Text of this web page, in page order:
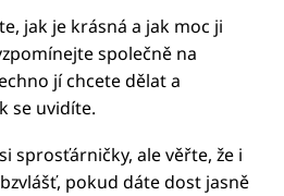
jak je krásná a jak moc ji
společně na
jí chcete dělat a
se uvidíte.
sprosťárničky, ale věřte, že i
pokud dáte dost jasně